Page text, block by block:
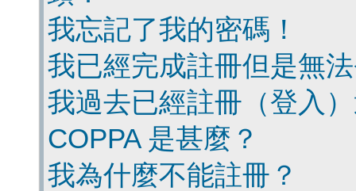
我忘記了我的密碼！
我已經完成註冊但是無
我過去已經註冊（登入
COPPA 是甚麼？
我為什麼不能註冊？